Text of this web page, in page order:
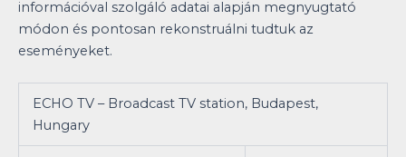
információval szolgáló adatai alapján megnyugtató
módon és pontosan rekonstruálni tudtuk az
eseményeket.
ECHO TV – Broadcast TV station, Budapest,
Hungary